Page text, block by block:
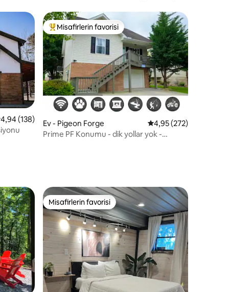
ortalama 4,94 puan, 138 değerlendirme
4,94 (138)
Misafirlerin favorilerinden en beğenilenler arasında
Misafirlerin favorisi
Ev - Pigeon Forge 5 üzerinden ortalama
4,95 (272)
Prime PF Konumu - dik yollar yok -
arasındaMisafirlerin favorisi
Misafirlerin favorisi